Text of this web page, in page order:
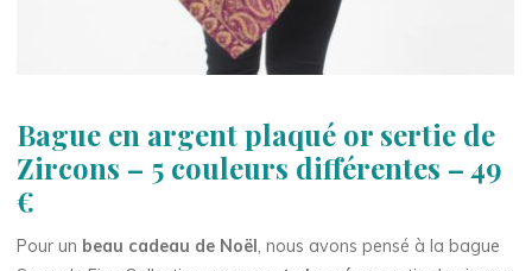
Bague en argent plaqué or sertie de
Zircons – 5 couleurs différentes – 49
€
Pour un beau cadeau de Noël, nous avons pensé à la bague